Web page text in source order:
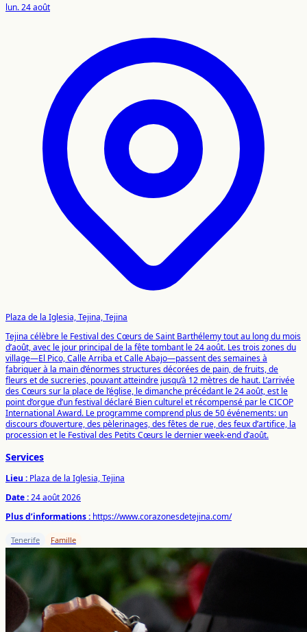
lun. 24 août
Plaza de la Iglesia, Tejina, Tejina
Tejina célèbre le Festival des Cœurs de Saint Barthélemy tout au long du mois
d’août, avec le jour principal de la fête tombant le 24 août. Les trois zones du
village—El Pico, Calle Arriba et Calle Abajo—passent des semaines à
fabriquer à la main d’énormes structures décorées de pain, de fruits, de
fleurs et de sucreries, pouvant atteindre jusqu’à 12 mètres de haut. L’arrivée
des Cœurs sur la place de l’église, le dimanche précédant le 24 août, est le
point d’orgue d’un festival déclaré Bien culturel et récompensé par le CICOP
International Award. Le programme comprend plus de 50 événements: un
discours d’ouverture, des pèlerinages, des fêtes de rue, des feux d’artifice, la
procession et le Festival des Petits Cœurs le dernier week-end d’août.
Services
Lieu : Plaza de la Iglesia, Tejina
Date :24 août 2026
Plus d’informations : https://www.corazonesdetejina.com/
Tenerife Famille